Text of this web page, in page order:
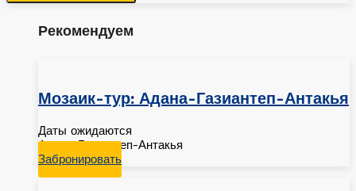
Рекомендуем
Мозаик-тур: Адана-Газиантеп-Антакья
Даты ожидаются
Адана-Газиантеп-Антакья
Забронировать